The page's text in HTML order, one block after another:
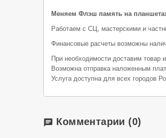
Меняем Флэш память на
Работаем с СЦ, мастерскими и
Финансовые расчеты возможны
При необходимости доставим товар
Возможна отправка наложенным
Услуга доступна для всех городов
chat Комментарии (0)